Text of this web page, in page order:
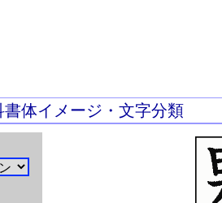
体イメージ・文字分類